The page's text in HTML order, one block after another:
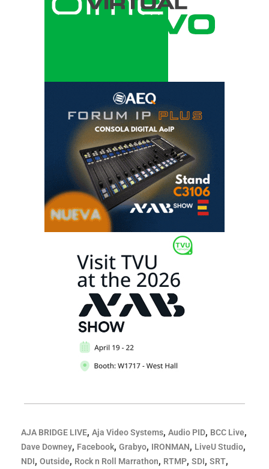
AJA BRIDGE LIVE, Aja Video Systems, Audio PID, BCC Live,
Dave Downey, Facebook, Grabyo, IRONMAN, LiveU Studio,
NDI, Outside, Rock n Roll Marrathon, RTMP, SDI, SRT,